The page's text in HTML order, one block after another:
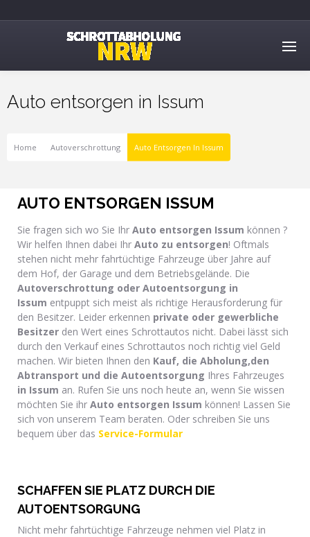
Auto entsorgen in Issum
Home Autoverschrottung Auto Entsorgen In Issum
AUTO ENTSORGEN ISSUM
Sie fragen sich wo Sie Ihr Auto entsorgen Issum können ?
Wir helfen Ihnen dabei Ihr Auto zu entsorgen! Oftmals
stehen nicht mehr fahrtüchtige Fahrzeuge über Jahre auf
dem Hof, der Garage und dem Betriebsgelände. Die
Autoverschrottung oder Autoentsorgung in
Issum entpuppt sich meist als richtige Herausforderung für
den Besitzer. Leider erkennen private oder gewerbliche
Besitzer den Wert eines Schrottautos nicht. Dabei lässt sich
durch den Verkauf eines Schrottautos noch richtig viel Geld
machen. Wir bieten Ihnen den Kauf, die Abholung,den
Abtransport und die Autoentsorgung Ihres Fahrzeuges
in Issum an. Rufen Sie uns noch heute an, wenn Sie wissen
möchten Sie ihr Auto entsorgen Issum können! Lassen Sie
sich von unserem Team beraten. Oder schreiben Sie uns
bequem über das Service-Formular
SCHAFFEN SIE PLATZ DURCH DIE
AUTOENTSORGUNG
Nicht mehr fahrtüchtige Fahrzeuge nehmen viel Platz in